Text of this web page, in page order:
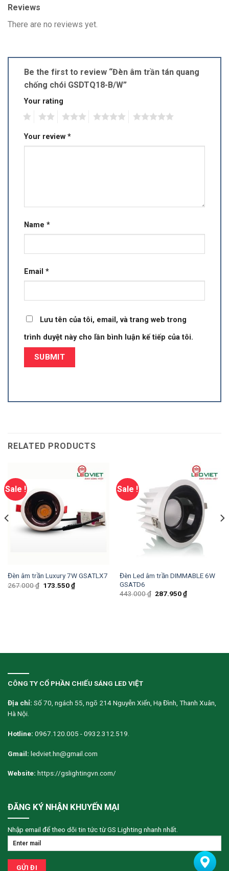
Reviews
There are no reviews yet.
Be the first to review “Đèn âm trần tán quang
chống chói GSDTQ18-B/W”
Your rating
Your review *
Name *
Email *
Lưu tên của tôi, email, và trang web trong
trình duyệt này cho lần bình luận kế tiếp của tôi.
RELATED PRODUCTS
Sale !
Đèn âm trần Luxury 7W GSATLX7
267.000₫ 173.550₫
Sale !
Đèn Led âm trần DIMMABLE 6W
GSATD6
443.000₫ 287.950₫
CÔNG TY CỔ PHẦN CHIẾU SÁNG LED VIỆT
Địa chỉ: Số 70, ngách 55, ngõ 214 Nguyễn Xiển, Hạ Đình, Thanh Xuân,
Hà Nội.
Hotline: 0967.120.005 - 0932.312.519.
Gmail: ledviet.hn@gmail.com
Website: https://gslightingvn.com/
ĐĂNG KÝ NHẬN KHUYẾN MẠI
Nhập email để theo dõi tin tức từ GS Lighting nhanh nhất.